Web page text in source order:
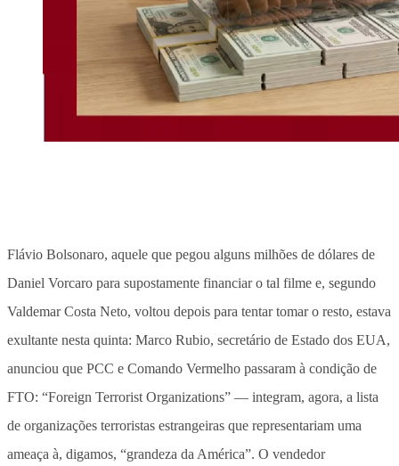
Flávio Bolsonaro, aquele que pegou alguns milhões de dólares de
Daniel Vorcaro para supostamente financiar o tal filme e, segundo
Valdemar Costa Neto, voltou depois para tentar tomar o resto, estava
exultante nesta quinta: Marco Rubio, secretário de Estado dos EUA,
anunciou que PCC e Comando Vermelho passaram à condição de
FTO: “Foreign Terrorist Organizations” — integram, agora, a lista
de organizações terroristas estrangeiras que representariam uma
ameaça à, digamos, “grandeza da América”. O vendedor